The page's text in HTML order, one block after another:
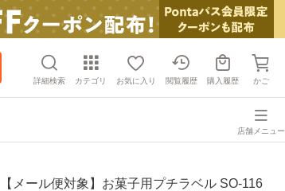
詳細検索 カテゴリ お気に入り 閲覧履歴 購入履歴 かご
店舗メニュー
【メール便対象】お菓子用プチラベル SO-116